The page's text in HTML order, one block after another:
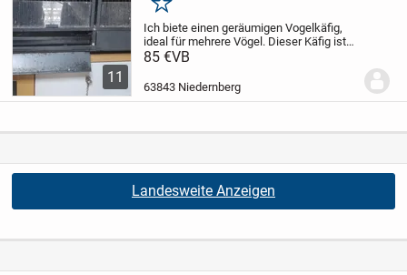
11
Merken
Ich biete einen geräumigen Vogelkäfig,
ideal für mehrere Vögel. Dieser Käfig ist
perfekt, um deinen gefiederten Freunden
Inklusive Näpfe, Sitzstangen und
85 €VB
63843 Niedernberg
Landesweite Anzeigen